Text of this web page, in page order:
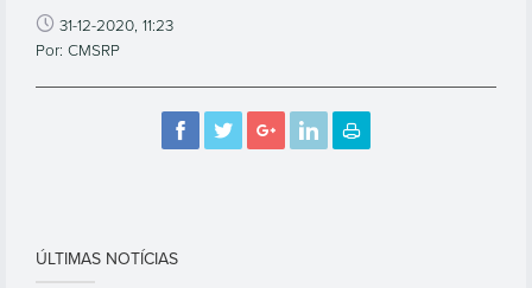
31-12-2020, 11:23
Por: CMSRP
ÚLTIMAS NOTÍCIAS